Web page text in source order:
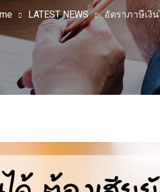
LATEST NEWS อัตราภาษีเงิน